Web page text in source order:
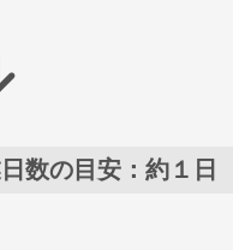
数の目安：約１日